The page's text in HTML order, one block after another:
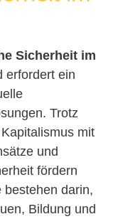
Sicherheit im
erfordert ein
Trotz
mit
und
fördern
bestehen darin,
Bildung und